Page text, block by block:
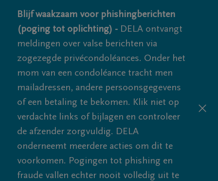
Blijf waakzaam voor phishingberichten
(poging tot oplichting) - DELA ontvangt
meldingen over valse berichten via
zogezegde privécondoléances. Onder het
mom van een condoléance tracht men
mailadressen, andere persoonsgegevens
of een betaling te bekomen. Klik niet op
verdachte links of bijlagen en controleer
de afzender zorgvuldig. DELA
onderneemt meerdere acties om dit te
voorkomen. Pogingen tot phishing en
fraude vallen echter nooit volledig uit te